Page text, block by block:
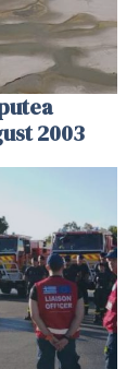
2003